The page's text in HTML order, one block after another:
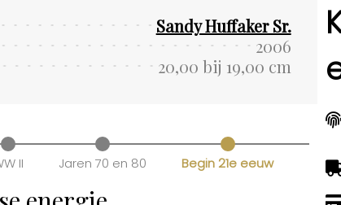
Sandy Huffaker Sr.
2006
20,00 bij 19,00 cm
II Jaren 70 en 80 Begin 21e eeuw